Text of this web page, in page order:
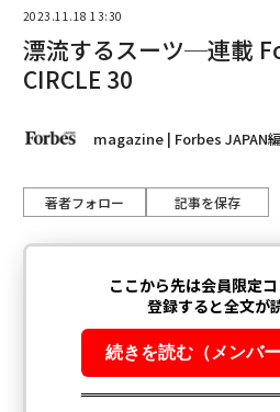
2023.11.18 13:30
漂流するスーツ─連載
CIRCLE 30
magazine | Forbes JAPAN
著者フォロー 記事を保存